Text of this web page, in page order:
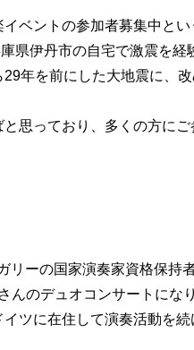
ベントの参加者募集中とい
県伊丹市の自宅で激震を経
年を前にした大地震に、
思っており、多くの方にご
リーの国家演奏家資格保持
んのデュオコンサートにな
ツに在住して演奏活動を続